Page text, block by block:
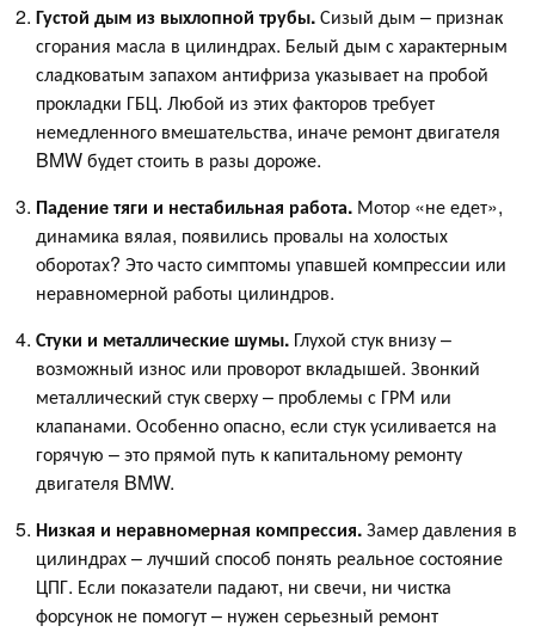
Густой дым из выхлопной трубы.Сизый дым – признак
сгорания масла в цилиндрах. Белый дым с характерным
сладковатым запахом антифриза указывает на пробой
прокладки ГБЦ. Любой из этих факторов требует
немедленного вмешательства, иначе ремонт двигателя
BMW будет стоить в разы дороже.
Падение тяги и нестабильная работа. Мотор «не едет»,
динамика вялая, появились провалы на холостых
оборотах? Это часто симптомы упавшей компрессии или
неравномерной работы цилиндров.
Стуки и металлические шумы. Глухой стук внизу –
возможный износ или проворот вкладышей. Звонкий
металлический стук сверху – проблемы с ГРМ или
клапанами. Особенно опасно, если стук усиливается на
горячую – это прямой путь к капитальному ремонту
двигателя BMW.
Низкая и неравномерная компрессия.Замер давления в
цилиндрах – лучший способ понять реальное состояние
ЦПГ. Если показатели падают, ни свечи, ни чистка
форсунок не помогут – нужен серьезный ремонт